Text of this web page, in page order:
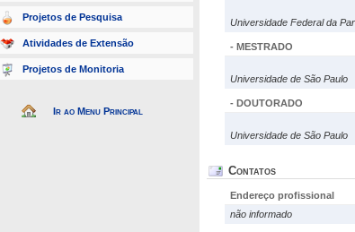
Projetos de Pesquisa
Atividades de Extensão
Projetos de Monitoria
Ir ao Menu Principal
Universidade Federal da
- MESTRADO
Universidade de São Paulo
- DOUTORADO
Universidade de São Paulo
Contatos
Endereço profissional
não informado